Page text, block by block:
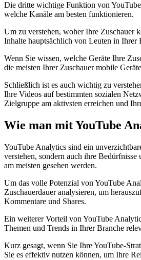
Die dritte wichtige Funktion von
welche Kanäle am besten funktionieren.
Um zu verstehen, woher Ihre Zuschauer
Inhalte hauptsächlich von Leuten in Ihrer
Wenn Sie wissen, welche Geräte Ihre
die meisten Ihrer Zuschauer mobile
Schließlich ist es auch wichtig zu
Ihre Videos auf bestimmten sozialen
Zielgruppe am aktivsten erreichen und
Wie man mit YouTube
YouTube Analytics sind ein
verstehen, sondern auch ihre
am meisten gesehen werden.
Um das volle Potenzial von YouTube
Zuschauerdauer analysieren, um
Kommentare und Shares.
Ein weiterer Vorteil von YouTube
Themen und Trends in Ihrer Branche
Kurz gesagt, wenn Sie Ihre YouTube-
Sie es effektiv nutzen können, um Ihre